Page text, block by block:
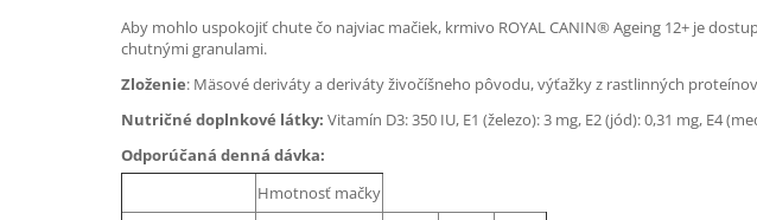
Aby mohlo uspokojiť chute čo najviac mačiek, krmivo ROYAL CANIN® Ageing 12+ je
chutnými granulami.
Zloženie: Mäsové deriváty a deriváty živočíšneho pôvodu, výťažky z rastlinných
Nutričné doplnkové látky: Vitamín D3: 350 IU, E1 (železo): 3 mg, E2 (jód): 0,31 mg, E4
Odporúčaná denná dávka:
Hmotnosť mačky